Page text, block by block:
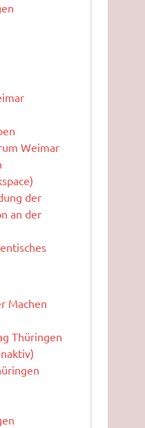
Weimar
der
an der
Machen
Thüringen